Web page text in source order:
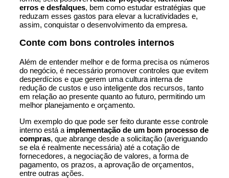
erros e desfalques, bem como estudar estratégias que
reduzam esses gastos para elevar a lucratividades e,
assim, conquistar o desenvolvimento da empresa.
Conte com bons controles internos
Além de entender melhor e de forma precisa os números
do negócio, é necessário promover controles que evitem
desperdícios e que gerem uma cultura interna de
redução de custos e uso inteligente dos recursos, tanto
em relação ao presente quanto ao futuro, permitindo um
melhor planejamento e orçamento.
Um exemplo do que pode ser feito durante esse controle
interno está a implementação de um bom processo de
compras, que abrange desde a solicitação (averiguando
se ela é realmente necessária) até a cotação de
fornecedores, a negociação de valores, a forma de
pagamento, os prazos, a aprovação de orçamentos,
entre outras ações.